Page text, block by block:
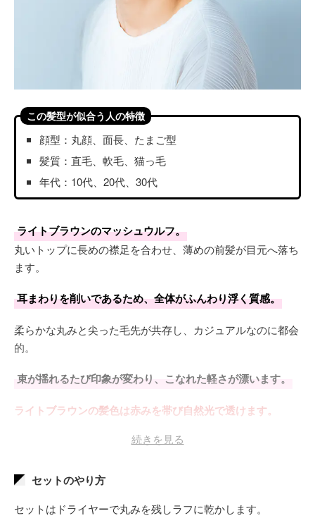
この髪型が似合う人の特徴
顔型：丸顔、面長、たまご型
髪質：直毛、軟毛、猫っ毛
年代：10代、20代、30代
ライトブラウンのマッシュウルフ。
丸いトップに長めの襟足を合わせ、薄めの前髪が目元へ落ち
ます。
耳まわりを削いであるため、全体がふんわり浮く質感。
柔らかな丸みと尖った毛先が共存し、カジュアルなのに都会
的。
束が揺れるたび印象が変わり、こなれた軽さが漂います。
ライトブラウンの髪色は赤みを帯び自然光で透けます。
1回ブリーチ後に染めれば柔らかく発色しますよ。
続きを見る
セットのやり方
セットはドライヤーで丸みを残しラフに乾かします。